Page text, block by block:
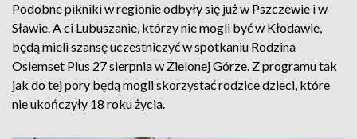
Podobne pikniki w regionie odbyły się już w Pszczewie i w
Sławie. A ci Lubuszanie, którzy nie mogli być w Kłodawie,
będą mieli szansę uczestniczyć w spotkaniu Rodzina
Osiemset Plus 27 sierpnia w Zielonej Górze. Z programu tak
jak do tej pory będą mogli skorzystać rodzice dzieci, które
nie ukończyły 18 roku życia.